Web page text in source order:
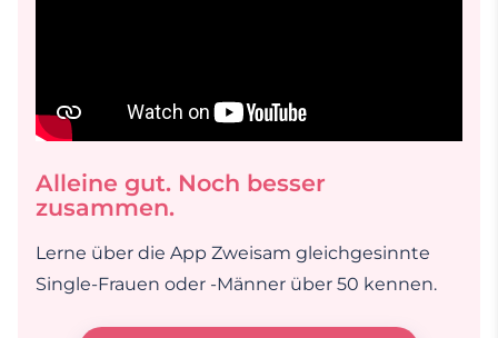
Alleine gut. Noch besser
zusammen.
Lerne über die App Zweisam gleichgesinnte
Single-Frauen oder -Männer über 50 kennen.